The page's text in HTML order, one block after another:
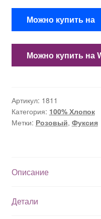
Можно купить на
Можно купить на
Артикул: 1811
Категория: 100% Хлопок
Метки: Розовый, Фуксия
Описание
Детали